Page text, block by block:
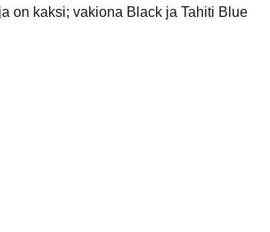
on kaksi; vakiona Black ja Tahiti Blue